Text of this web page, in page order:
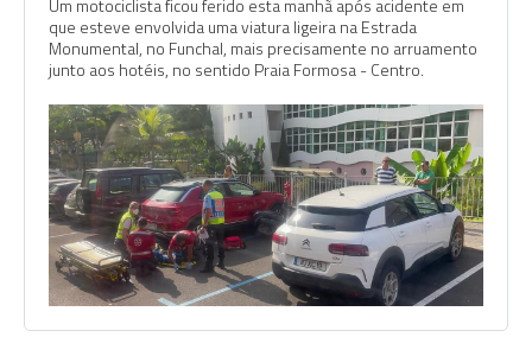
Um motociclista ficou ferido esta manhã após acidente em
que esteve envolvida uma viatura ligeira na Estrada
Monumental, no Funchal, mais precisamente no arruamento
junto aos hotéis, no sentido Praia Formosa - Centro.